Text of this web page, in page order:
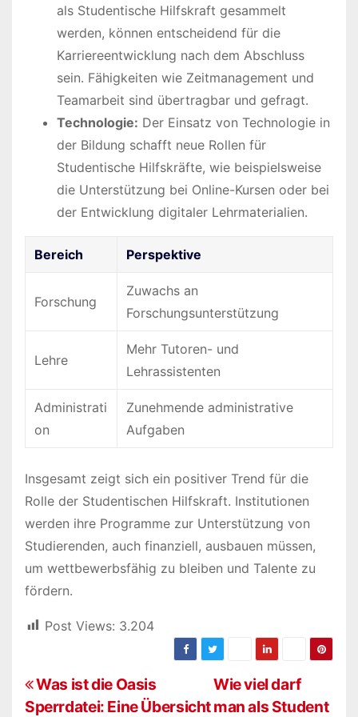
als Studentische Hilfskraft gesammelt
werden, können entscheidend für die
Karriereentwicklung nach dem Abschluss
sein. Fähigkeiten wie Zeitmanagement und
Teamarbeit sind übertragbar und gefragt.
Technologie: Der Einsatz von Technologie in
der Bildung schafft neue Rollen für
Studentische Hilfskräfte, wie beispielsweise
die Unterstützung bei Online-Kursen oder bei
der Entwicklung digitaler Lehrmaterialien.
Bereich Perspektive
Forschung
Zuwachs an
Forschungsunterstützung
Lehre
Mehr Tutoren- und
Lehrassistenten
Administrati
on
Zunehmende administrative
Aufgaben
Insgesamt zeigt sich ein positiver Trend für die
Rolle der Studentischen Hilfskraft. Institutionen
werden ihre Programme zur Unterstützung von
Studierenden, auch finanziell, ausbauen müssen,
um wettbewerbsfähig zu bleiben und Talente zu
fördern.
Post Views: 3.204
B
Wie viel darf
man als Student
Was ist die Oasis
Sperrdatei: Eine Übersicht